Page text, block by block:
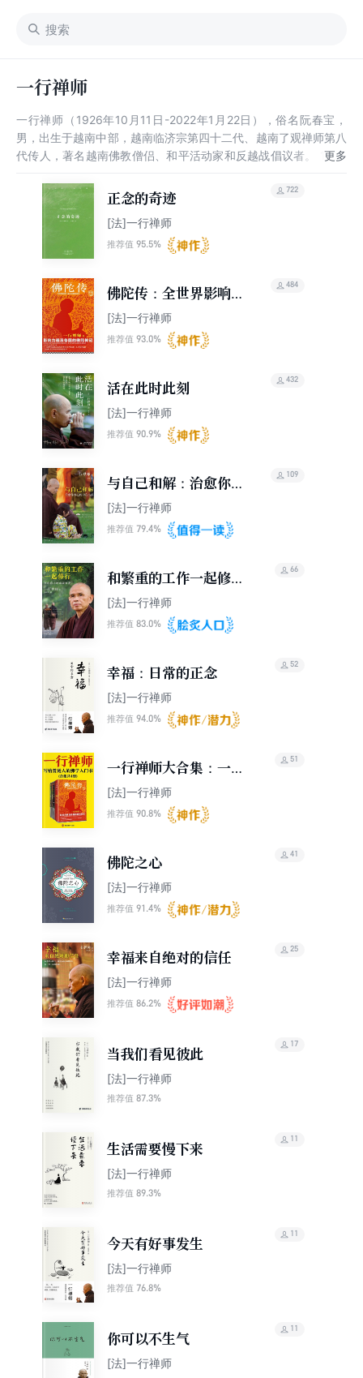
一行禅师
一行禅师（1926年10月11日-2022年1月22日），俗名阮春宝，
男，出生于越南中部，越南临济宗第四十二代、越南了观禅师第八
代传人，著名越南佛教僧侣、和平活动家和反越战倡议者。 1942
教，将一生奉献于和平运动与弘扬佛法之中。20世纪60年代，创
立青年社会服务学校等一批组织，安置越战难民；在美国多地举行
演说，号召支持和平运动；并创立“正念禅”禅派，最早提出“入世佛
教”概念，在西方具有广泛影响。1967年，释一行被马丁·路德·金
提名诺贝尔和平奖候选人。1982年，在法国创立梅村禅修中心，
推广正念修习。2017年8月，从泰国回到慈孝寺静养。 2022年1月
22日，一行禅师在越南顺化的慈孝寺圆寂，享年95岁。同时被视
作越南、法国两大背景的佛学大师，国际上普遍标注其为越南裔法
国禅宗导师。
正念的奇迹
[法]一行禅师
推荐值 95.5%
722
佛陀传：全世界影响力
最大的佛陀传记
[法]一行禅师
推荐值 93.0%
484
活在此时此刻
[法]一行禅师
推荐值 90.9%
432
与自己和解：治愈你内
心的内在小孩
[法]一行禅师
推荐值 79.4%
109
和繁重的工作一起修
行：平和喜乐地成就事
业
[法]一行禅师
推荐值 83.0%
66
幸福：日常的正念
[法]一行禅师
推荐值 94.0%
52
一行禅师大合集：一套
写给普通人的佛学入门
书
[法]一行禅师
推荐值 90.8%
51
佛陀之心
[法]一行禅师
推荐值 91.4%
41
幸福来自绝对的信任
[法]一行禅师
推荐值 86.2%
25
当我们看见彼此
[法]一行禅师
推荐值 87.3%
17
生活需要慢下来
[法]一行禅师
推荐值 89.3%
11
今天有好事发生
[法]一行禅师
推荐值 76.8%
11
你可以不生气
[法]一行禅师
11